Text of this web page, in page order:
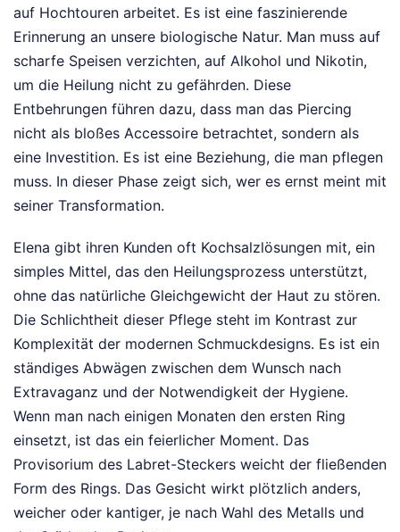
auf Hochtouren arbeitet. Es ist eine faszinierende
Erinnerung an unsere biologische Natur. Man muss auf
scharfe Speisen verzichten, auf Alkohol und Nikotin,
um die Heilung nicht zu gefährden. Diese
Entbehrungen führen dazu, dass man das Piercing
nicht als bloßes Accessoire betrachtet, sondern als
eine Investition. Es ist eine Beziehung, die man pflegen
muss. In dieser Phase zeigt sich, wer es ernst meint mit
seiner Transformation.
Elena gibt ihren Kunden oft Kochsalzlösungen mit, ein
simples Mittel, das den Heilungsprozess unterstützt,
ohne das natürliche Gleichgewicht der Haut zu stören.
Die Schlichtheit dieser Pflege steht im Kontrast zur
Komplexität der modernen Schmuckdesigns. Es ist ein
ständiges Abwägen zwischen dem Wunsch nach
Extravaganz und der Notwendigkeit der Hygiene.
Wenn man nach einigen Monaten den ersten Ring
einsetzt, ist das ein feierlicher Moment. Das
Provisorium des Labret-Steckers weicht der fließenden
Form des Rings. Das Gesicht wirkt plötzlich anders,
weicher oder kantiger, je nach Wahl des Metalls und